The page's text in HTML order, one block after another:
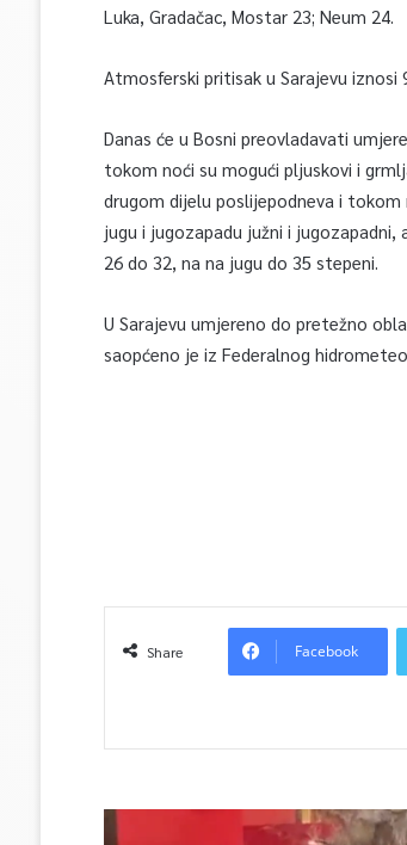
Luka, Gradačac, Mostar 23; Neum 24.
Atmosferski pritisak u Sarajevu iznosi
Danas će u Bosni preovladavati
tokom noći su mogući pljuskovi i
drugom dijelu poslijepodneva i tokom
jugu i jugozapadu južni i
26 do 32, na na jugu do 35 stepeni.
U Sarajevu umjereno do pretežno
saopćeno je iz Federalnog
Share Facebook